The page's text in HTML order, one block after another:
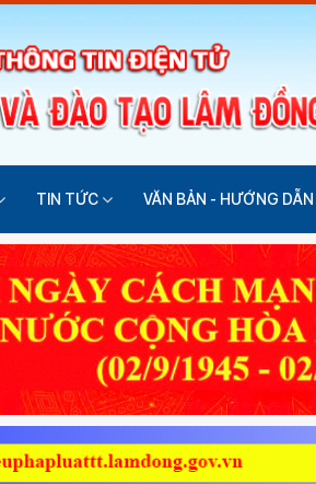
TIN TỨC VĂN BẢN - HƯỚNG DẪN